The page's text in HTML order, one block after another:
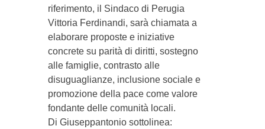
riferimento, il Sindaco di Perugia
Vittoria Ferdinandi, sarà chiamata a
elaborare proposte e iniziative
concrete su parità di diritti, sostegno
alle famiglie, contrasto alle
disuguaglianze, inclusione sociale e
promozione della pace come valore
fondante delle comunità locali.
Di Giuseppantonio sottolinea: